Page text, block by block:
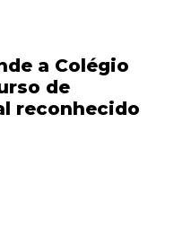
a Colégio
de
reconhecido